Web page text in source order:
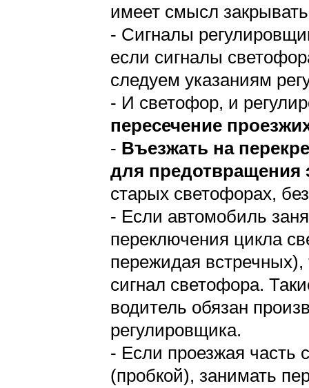
имеет смысл
- Сигналы
если сигналы
следуем указаниям
- И светофор, и
пересечение
- Въезжать на
для предотвращения
старых светофорах,
- Если автомобиль
переключения цикла
пережидая встречных),
сигнал светофора.
водитель обязан
регулировщика.
- Если проезжая часть
(пробкой), занимать